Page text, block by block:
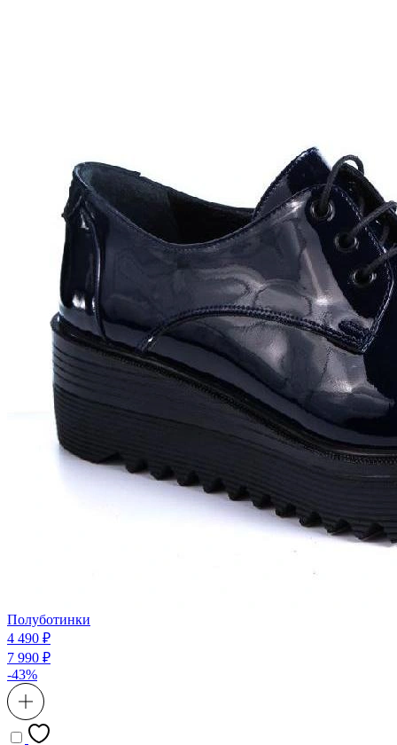
Полуботинки
4 490 ₽
7 990 ₽
-43%